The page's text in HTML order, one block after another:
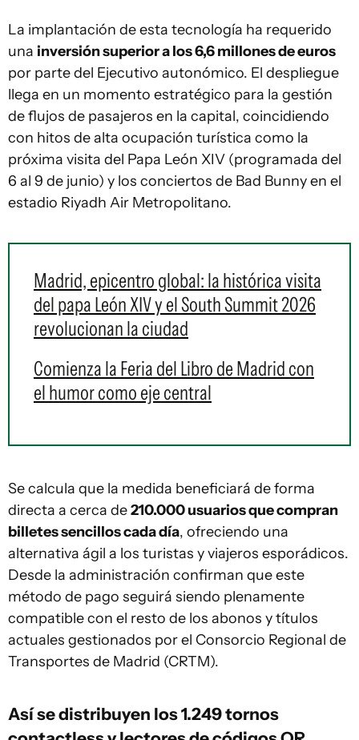
La implantación de esta tecnología ha requerido
una inversión superior a los 6,6 millones de euros
por parte del Ejecutivo autonómico. El despliegue
llega en un momento estratégico para la gestión
de flujos de pasajeros en la capital, coincidiendo
con hitos de alta ocupación turística como la
próxima visita del Papa León XIV (programada del
6 al 9 de junio) y los conciertos de Bad Bunny en el
estadio Riyadh Air Metropolitano.
Madrid, epicentro global: la histórica visita
del papa León XIV y el South Summit 2026
revolucionan la ciudad
Comienza la Feria del Libro de Madrid con
el humor como eje central
Se calcula que la medida beneficiará de forma
directa a cerca de210.000 usuarios que compran
billetes sencillos cada día, ofreciendo una
alternativa ágil a los turistas y viajeros esporádicos.
Desde la administración confirman que este
método de pago seguirá siendo plenamente
compatible con el resto de los abonos y títulos
actuales gestionados por el Consorcio Regional de
Transportes de Madrid (CRTM).
Así se distribuyen los 1.249 tornos